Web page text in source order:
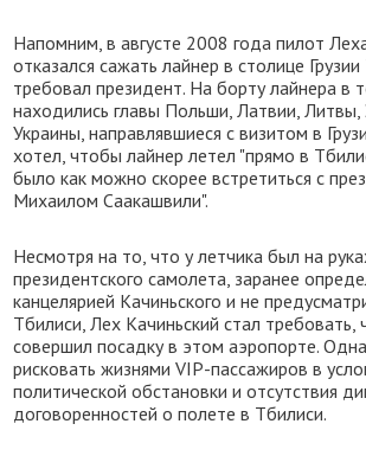
Напомним, в августе 2008 года пилот
отказался сажать лайнер в столице
требовал президент. На борту лайнера в
находились главы Польши, Латвии, Литвы,
Украины, направлявшиеся с визитом в
хотел, чтобы лайнер летел "прямо в
было как можно скорее встретиться с
Михаилом Саакашвили".
Несмотря на то, что у летчика был на
президентского самолета, заранее
канцелярией Качиньского и не
Тбилиси, Лех Качиньский стал требовать,
совершил посадку в этом аэропорте.
рисковать жизнями VIP-пассажиров в
политической обстановки и отсутствия
договоренностей о полете в Тбилиси.